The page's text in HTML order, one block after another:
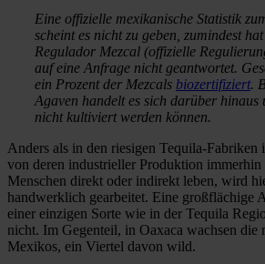
Eine offizielle mexikanische Statistik
scheint es nicht zu geben, zumindest
Regulador Mezcal (offizielle
auf eine Anfrage nicht geantwortet.
ein Prozent der Mezcals biozertifiziert.
Agaven handelt es sich darüber hinaus
nicht kultiviert werden können.
Anders als in den riesigen Tequila-
von deren industrieller Produktion immerhin
Menschen direkt oder indirekt leben, wird
handwerklich gearbeitet. Eine großflächige
einer einzigen Sorte wie in der Tequila
nicht. Im Gegenteil, in Oaxaca wachsen die
Mexikos, ein Viertel davon wild.